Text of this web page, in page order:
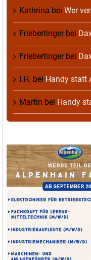
Kathrina bei Wer
Friebertingerbei
Friebertingerbei
I.H. bei Handy statt
Martin bei Handy